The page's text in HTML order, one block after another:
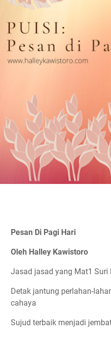
Pesan Di Pagi Hari
Oleh Halley Kawistoro
Jasad jasad yang Mat1
Detak jantung perlahan-
cahaya
Sujud terbaik menjadi